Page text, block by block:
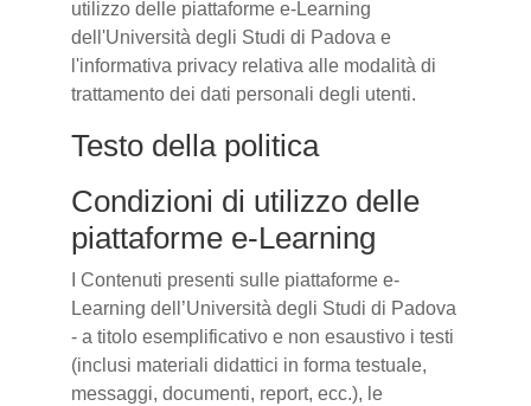
utilizzo delle piattaforme e-Learning
dell'Università degli Studi di Padova e
l'informativa privacy relativa alle modalità di
trattamento dei dati personali degli utenti.
Testo della politica
Condizioni di utilizzo delle
piattaforme e-Learning
I Contenuti presenti sulle piattaforme e-
Learning dell’Università degli Studi di Padova
- a titolo esemplificativo e non esaustivo i testi
(inclusi materiali didattici in forma testuale,
messaggi, documenti, report, ecc.), le